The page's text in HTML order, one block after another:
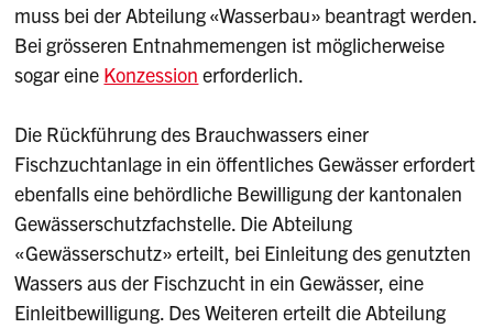
muss bei der Abteilung «Wasserbau» beantragt werden.
Bei grösseren Entnahmemengen ist möglicherweise
sogar eine Konzession erforderlich.
Die Rückführung des Brauchwassers einer
Fischzuchtanlage in ein öffentliches Gewässer erfordert
ebenfalls eine behördliche Bewilligung der kantonalen
Gewässerschutzfachstelle. Die Abteilung
«Gewässerschutz» erteilt, bei Einleitung des genutzten
Wassers aus der Fischzucht in ein Gewässer, eine
Einleitbewilligung. Des Weiteren erteilt die Abteilung